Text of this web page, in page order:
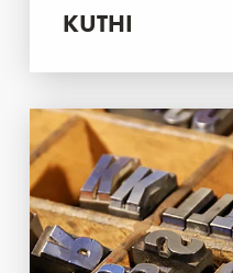
KUTHI